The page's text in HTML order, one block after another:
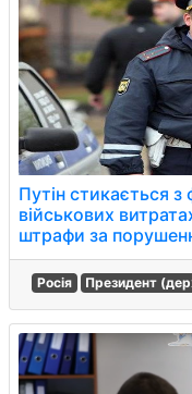
Путін стикається
військових
штрафи за
Росія Президент